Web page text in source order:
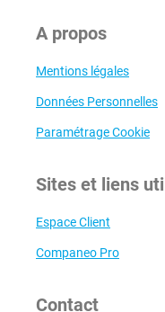
A propos
Mentions légales
Données Personnelles
Paramétrage Cookie
Sites et liens
Espace Client
Companeo Pro
Contact